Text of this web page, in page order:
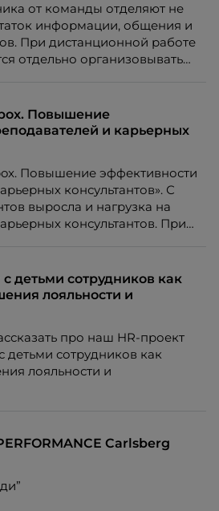
от команды отделяют не
информации, общения и
При дистанционной работе
отдельно организовывать
Инфомаксимум,
адаптацию
без лишнего контроля и
Повышение
и карьерных
Повышение эффективности
консультантов». С
выросла и нагрузка на
консультантов. При
сотрудников, ускорить
качество поддержки и
роста команды. Так и
детьми сотрудников как
лояльности и
про наш HR-проект
детьми сотрудников как
лояльности и
Carlsberg